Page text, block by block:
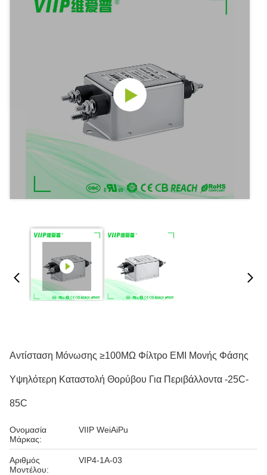
Αντίσταση Μόνωσης ≥100MΩ Φίλτρο EMI Μονής Φάσης
Υψηλότερη Καταστολή Θορύβου Για Περιβάλλοντα -25C-
85C
Ονομασία
Μάρκας:
VIIP WeiAiPu
Αριθμός
Μοντέλου:
VIP4-1A-03